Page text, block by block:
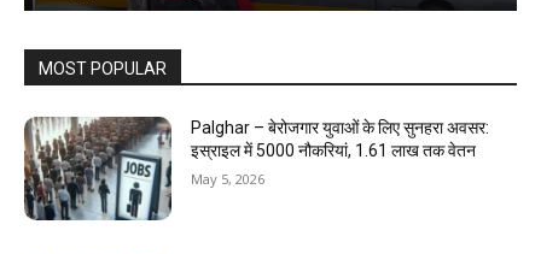
MOST POPULAR
Palghar – बेरोजगार युवाओं के लिए सुनहरा अवसर:
इस्राइल में 5000 नौकरियां, ₹1.61 लाख तक वेतन
May 5, 2026